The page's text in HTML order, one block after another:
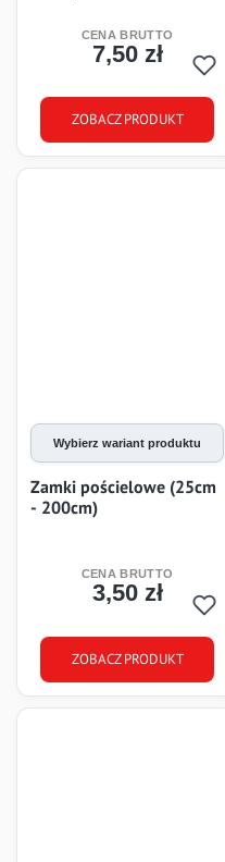
Cena
7,50 zł
ZOBACZ PRODUKT
Wybierz wariant produktu
Zamki pościelowe (25cm
- 200cm)
Cena
3,50 zł
ZOBACZ PRODUKT